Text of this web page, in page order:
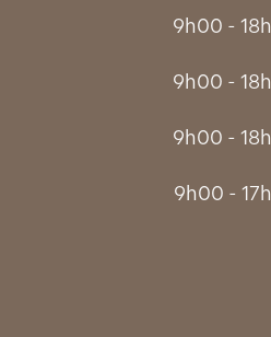
9h00 -
9h00 -
9h00 -
9h00 -